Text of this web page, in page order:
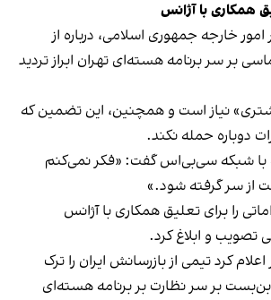
همکاری با آژانس
خارجه جمهوری اسلامی، درباره از
بر سر برنامه هسته‌ای تهران ابراز تردید
نیاز است و همچنین، این تضمین که
دوباره حمله نکند.
با شبکه سی‌بی‌اس گفت: «فکر نمی‌کنم
از سر گرفته شود.»
را برای تعلیق همکاری با آژانس
تصویب و ابلاغ کرد.
ترک
بر سر نظارت بر برنامه هسته‌ای